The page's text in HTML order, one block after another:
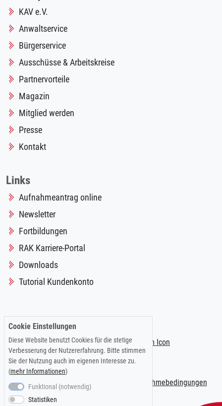
KAV e.V.
Anwaltservice
Bürgerservice
Ausschüsse & Arbeitskreise
Partnervorteile
Magazin
Mitglied werden
Presse
Kontakt
Links
Aufnahmeantrag online
Newsletter
Fortbildungen
RAK Karriere-Portal
Downloads
Tutorial Kundenkonto
Impressum |Datenschutzerklärung Teilnahmebedingungen
Cookie Einstellungen
Diese Website benutzt Cookies für die stetige
Verbesserung der Nutzererfahrung. Bitte stimmen
Sie der Nutzung auch im eigenen Interesse zu.
(mehr Informationen)
Funktional (notwendig)
Statistiken